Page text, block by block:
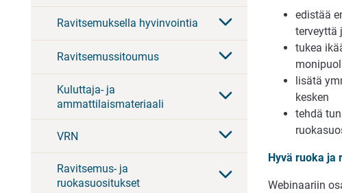
Ravitsemuksella hyvinvointia
Ravitsemussitoumus
Kuluttaja- ja
ammattilaismateriaali
VRN
Ravitsemus- ja
ruokasuositukset
edistää
terveyttä
tukea
lisätä
kesken
tehdä
Hyvä ruoka ja
Webinaariin